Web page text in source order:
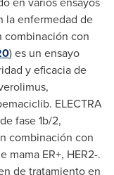
la enfermedad de
combinación con
) es un ensayo
y eficacia de
ELECTRA
fase1b/2,
combinación con
ER+, HER2-.
de tratamiento en